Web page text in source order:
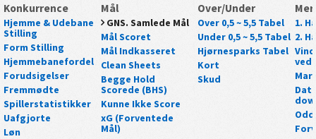
Konkurrence
Hjemme & Udebane
Stilling
Form Stilling
Hjemmebanefordel
Forudsigelser
Fremmødte
Spillerstatistikker
Uafgjorte
Løn
Mål
GNS. Samlede Mål
Mål Scoret
Mål Indkasseret
Clean Sheets
Begge Hold
Scorede (BHS)
Kunne Ikke Score
xG (Forventede
Mål)
Over/Under
Over 0,5 ~ 5,5 Tabel
Under 0,5 ~ 5,5 Tabel
Hjørnesparks Tabel
Kort
Skud
1.
2.
ved